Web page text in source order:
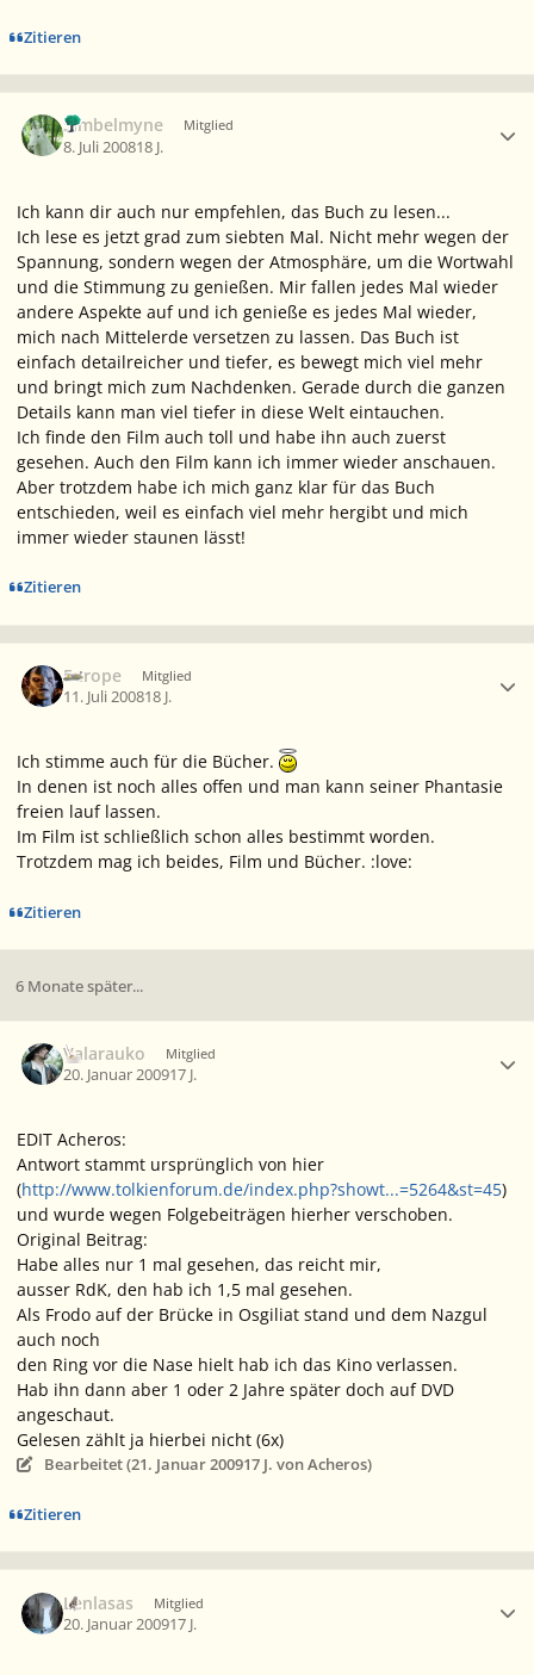
Zitieren
Simbelmyne Mitglied
8. Juli 200818 J.
Ich kann dir auch nur empfehlen, das Buch zu lesen...
Ich lese es jetzt grad zum siebten Mal. Nicht mehr wegen der
Spannung, sondern wegen der Atmosphäre, um die Wortwahl
und die Stimmung zu genießen. Mir fallen jedes Mal wieder
andere Aspekte auf und ich genieße es jedes Mal wieder,
mich nach Mittelerde versetzen zu lassen. Das Buch ist
einfach detailreicher und tiefer, es bewegt mich viel mehr
und bringt mich zum Nachdenken. Gerade durch die ganzen
Details kann man viel tiefer in diese Welt eintauchen.
Ich finde den Film auch toll und habe ihn auch zuerst
gesehen. Auch den Film kann ich immer wieder anschauen.
Aber trotzdem habe ich mich ganz klar für das Buch
entschieden, weil es einfach viel mehr hergibt und mich
immer wieder staunen lässt!
Zitieren
Europe Mitglied
11. Juli 200818 J.
Ich stimme auch für die Bücher.
In denen ist noch alles offen und man kann seiner Phantasie
freien lauf lassen.
Im Film ist schließlich schon alles bestimmt worden.
Trotzdem mag ich beides, Film und Bücher. :love:
Zitieren
6 Monate später...
Valarauko Mitglied
20. Januar 200917 J.
EDIT Acheros:
Antwort stammt ursprünglich von hier
(http://www.tolkienforum.de/index.php?showt...=5264&st=45)
und wurde wegen Folgebeiträgen hierher verschoben.
Original Beitrag:
Habe alles nur 1 mal gesehen, das reicht mir,
ausser RdK, den hab ich 1,5 mal gesehen.
Als Frodo auf der Brücke in Osgiliat stand und dem Nazgul
auch noch
den Ring vor die Nase hielt hab ich das Kino verlassen.
Hab ihn dann aber 1 oder 2 Jahre später doch auf DVD
angeschaut.
Gelesen zählt ja hierbei nicht (6x)
Bearbeitet (21. Januar 200917 J. von Acheros)
Zitieren
Lenlasas Mitglied
20. Januar 200917 J.